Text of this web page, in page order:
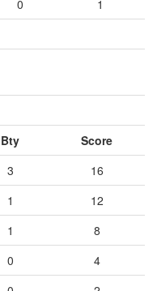
0
1
Bty
Score
3
16
1
12
1
8
0
4